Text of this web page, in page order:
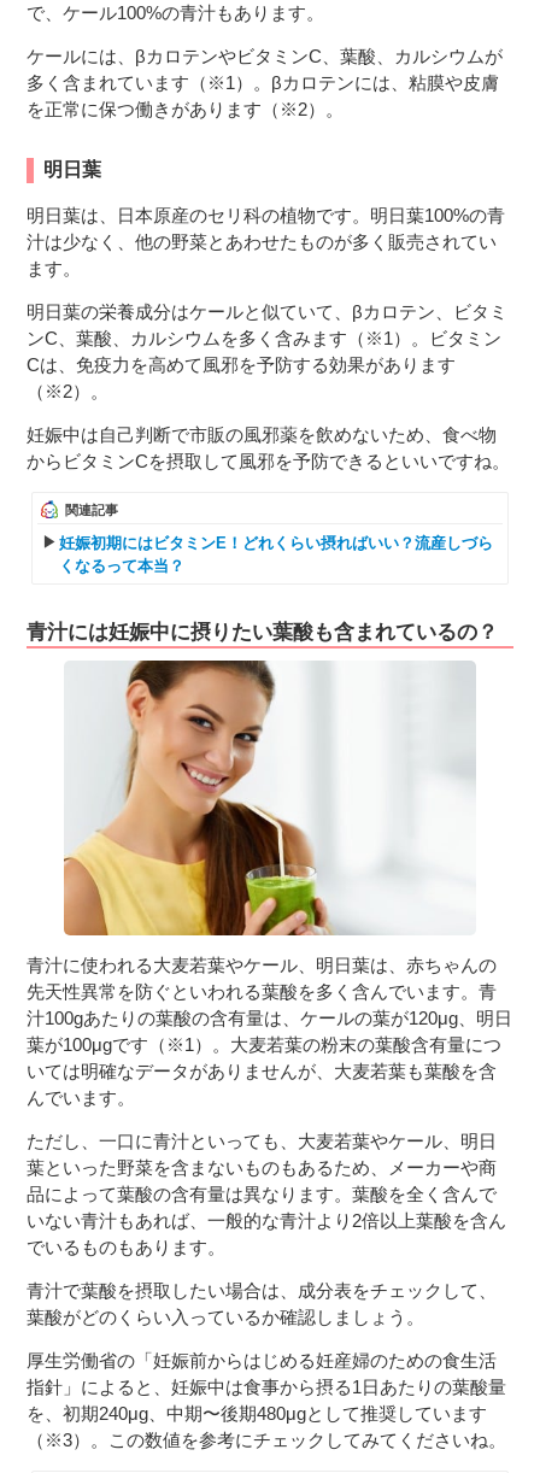
で、ケール100%の青汁もあります。
ケールには、βカロテンやビタミンC、葉酸、カルシウムが
多く含まれています（※1）。βカロテンには、粘膜や皮膚
を正常に保つ働きがあります（※2）。
明日葉
明日葉は、日本原産のセリ科の植物です。明日葉100%の青
汁は少なく、他の野菜とあわせたものが多く販売されてい
ます。
明日葉の栄養成分はケールと似ていて、βカロテン、ビタミ
ンC、葉酸、カルシウムを多く含みます（※1）。ビタミン
Cは、免疫力を高めて風邪を予防する効果があります
（※2）。
妊娠中は自己判断で市販の風邪薬を飲めないため、食べ物
からビタミンCを摂取して風邪を予防できるといいですね。
関連記事
妊娠初期にはビタミンE！どれくらい摂ればいい？流産しづら
くなるって本当？
青汁には妊娠中に摂りたい葉酸も含まれているの？
青汁に使われる大麦若葉やケール、明日葉は、赤ちゃんの
先天性異常を防ぐといわれる葉酸を多く含んでいます。青
汁100gあたりの葉酸の含有量は、ケールの葉が120μg、明日
葉が100μgです（※1）。大麦若葉の粉末の葉酸含有量につ
いては明確なデータがありませんが、大麦若葉も葉酸を含
んでいます。
ただし、一口に青汁といっても、大麦若葉やケール、明日
葉といった野菜を含まないものもあるため、メーカーや商
品によって葉酸の含有量は異なります。葉酸を全く含んで
いない青汁もあれば、一般的な青汁より2倍以上葉酸を含ん
でいるものもあります。
青汁で葉酸を摂取したい場合は、成分表をチェックして、
葉酸がどのくらい入っているか確認しましょう。
厚生労働省の「妊娠前からはじめる妊産婦のための食生活
指針」によると、妊娠中は食事から摂る1日あたりの葉酸量
を、初期240μg、中期〜後期480μgとして推奨しています
（※3）。この数値を参考にチェックしてみてくださいね。